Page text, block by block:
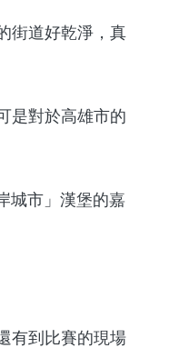
街道好乾淨，真
是對於高雄市的
城市」漢堡的嘉
有到比賽的現場